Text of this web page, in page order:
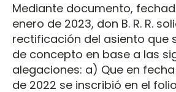
Mediante documento,
enero de 2023, don B. R. R.
rectificación del asiento que
de concepto en base a las
alegaciones: a) Que en
de 2022 se inscribió en el